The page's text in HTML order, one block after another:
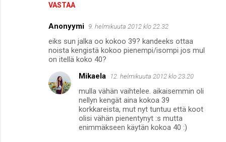
VASTAA
Anonyymi 9. helmikuuta 2012 klo 22.32
eiks sun jalka oo kokoo 39? kandeeks ottaa
noista kengistä kokoo pienempi/isompi jos mul
on itellä koko 40?
Mikaela 12. helmikuuta 2012 klo 23.20
mulla vähän vaihtelee. aikaisemmin oli
nellyn kengät aina kokoa 39
korkkareista, mut nyt tuntuu että koot
olisi vähän pienentynyt :s mutta
enimmäkseen käytän kokoa 40 :)